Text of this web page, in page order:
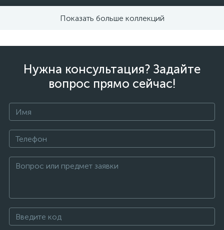
Показать больше коллекций
Нужна консультация? Задайте
вопрос прямо сейчас!